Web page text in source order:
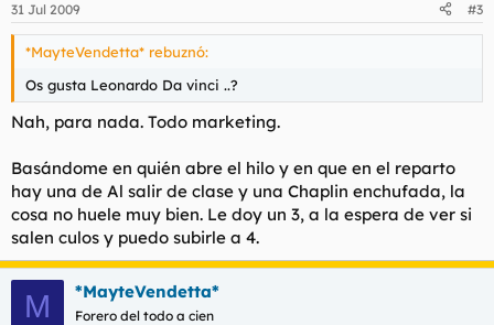
31 Jul 2009 #3
*MayteVendetta* rebuznó:
Os gusta Leonardo Da vinci ..?
Nah, para nada. Todo marketing.
Basándome en quién abre el hilo y en que en el reparto
hay una de Al salir de clase y una Chaplin enchufada, la
cosa no huele muy bien. Le doy un 3, a la espera de ver si
salen culos y puedo subirle a 4.
M *MayteVendetta*
Forero del todo a cien